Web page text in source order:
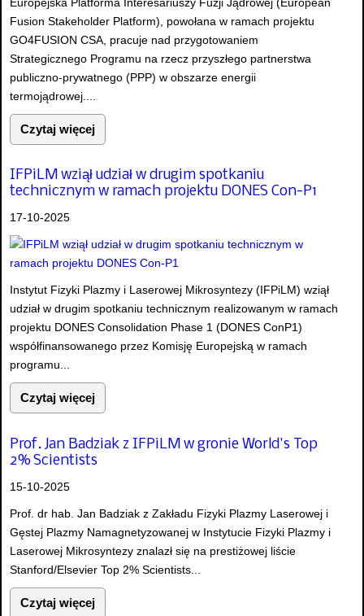
Fusion Stakeholder Platform), powołana w ramach projektu
GO4FUSION CSA, pracuje nad przygotowaniem
Strategicznego Programu na rzecz przyszłego partnerstwa
publiczno-prywatnego (PPP) w obszarze energii
termojądrowej....
Czytaj więcej
IFPiLM wziął udział w drugim spotkaniu
technicznym w ramach projektu DONES Con-P1
17-10-2025
Instytut Fizyki Plazmy i Laserowej Mikrosyntezy (IFPiLM) wziął
udział w drugim spotkaniu technicznym realizowanym w ramach
projektu DONES Consolidation Phase 1 (DONES ConP1)
współfinansowanego przez Komisję Europejską w ramach
programu...
Czytaj więcej
Prof. Jan Badziak z IFPiLM w gronie World's Top
2% Scientists
15-10-2025
Prof. dr hab. Jan Badziak z Zakładu Fizyki Plazmy Laserowej i
Gęstej Plazmy Namagnetyzowanej w Instytucie Fizyki Plazmy i
Laserowej Mikrosyntezy znalazł się na prestiżowej liście
Stanford/Elsevier Top 2% Scientists...
Czytaj więcej